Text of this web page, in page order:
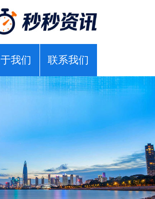
我们 联系我们